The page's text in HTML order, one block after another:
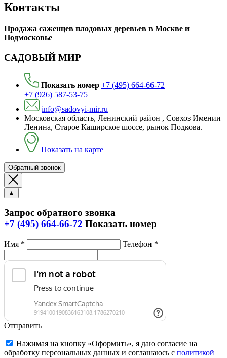
Контакты
Продажа саженцев плодовых деревьев в Москве и
Подмосковье
САДОВЫЙ МИР
Показать номер +7 (495) 664-66-72
+7 (926) 587-53-75
info@sadovyi-mir.ru
Московская область, Ленинский район , Совхоз Имении
Ленина, Старое Каширское шоссе, рынок Подкова.
Показать на карте
Обратный звонок
▲
Запрос обратного звонка
+7 (495) 664-66-72 Показать номер
Имя * Телефон *
Отправить
Нажимая на кнопку «Оформить», я даю согласие на
обработку персональных данных и соглашаюсь c политикой